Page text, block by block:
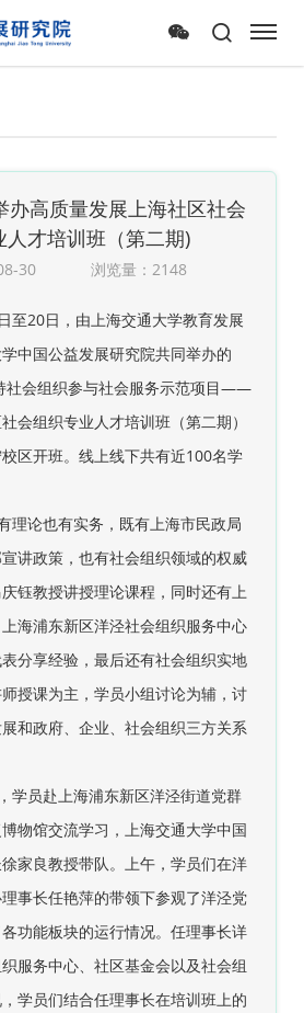
办高质量发展上海社区社会
人才培训班（第二期)
30 浏览量：2148
至20日，由上海交通大学教育发展
中国公益发展研究院共同举办的
社会组织参与社会服务示范项目——
会组织专业人才培训班（第二期）
区开班。线上线下共有近100名学
理论也有实务，既有上海市民政局
讲政策，也有社会组织领域的权威
钰教授讲授理论课程，同时还有上
海浦东新区洋泾社会组织服务中心
分享经验，最后还有社会组织实地
授课为主，学员小组讨论为辅，讨
和政府、企业、社会组织三方关系
学员赴上海浦东新区洋泾街道党群
物馆交流学习，上海交通大学中国
家良教授带队。上午，学员们在洋
事长任艳萍的带领下参观了洋泾党
功能板块的运行情况。任理事长详
服务中心、社区基金会以及社会组
学员们结合任理事长在培训班上的